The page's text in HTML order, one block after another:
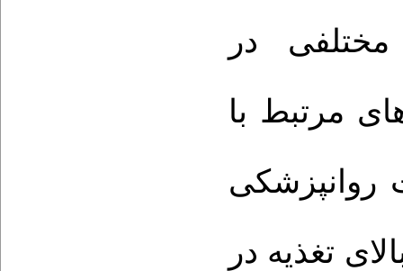
مختلفی در
مرتبط با
روان­پزشکی
تغذیه در